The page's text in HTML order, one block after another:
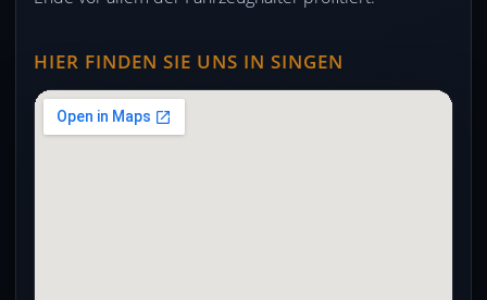
HIER FINDEN SIE UNS IN SINGEN